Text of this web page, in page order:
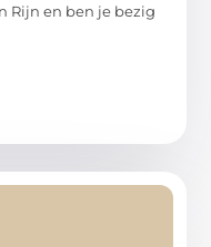
Rijn en ben je bezig